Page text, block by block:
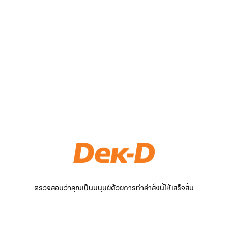
ตรวจสอบว่าคุณเป็นมนุษย์ด้วยการทำคำสั่งนี้ให้เสร็จสิ้น